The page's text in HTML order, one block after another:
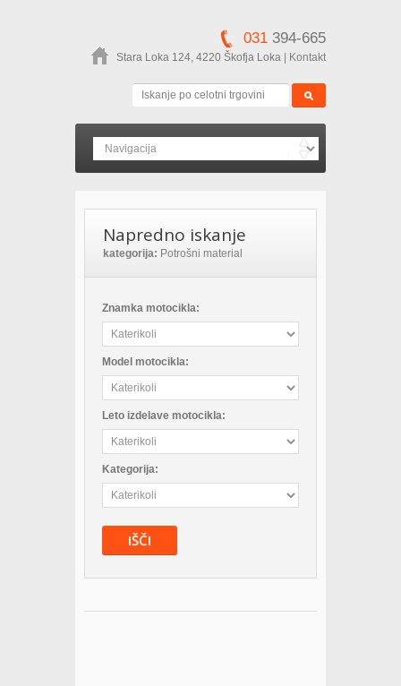
031 394-665
Stara Loka 124, 4220 Škofja Loka Kontakt
Napredno iskanje
kategorija: Potrošni material
Znamka motocikla:
Model motocikla:
Leto izdelave motocikla:
Kategorija:
IŠČI